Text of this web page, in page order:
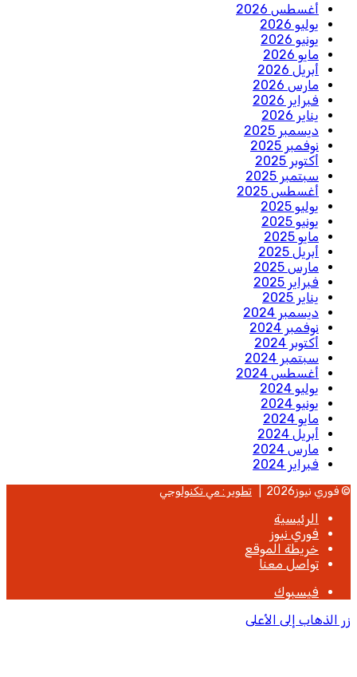
أغسطس 2026
يوليو 2026
يونيو 2026
مايو 2026
أبريل 2026
مارس 2026
فبراير 2026
يناير 2026
ديسمبر 2025
نوفمبر 2025
أكتوبر 2025
سبتمبر 2025
أغسطس 2025
يوليو 2025
يونيو 2025
مايو 2025
أبريل 2025
مارس 2025
فبراير 2025
يناير 2025
ديسمبر 2024
نوفمبر 2024
أكتوبر 2024
سبتمبر 2024
أغسطس 2024
يوليو 2024
يونيو 2024
مايو 2024
أبريل 2024
مارس 2024
فبراير 2024
© فوري نيوز2026 | تطوير : مي تكنولوجي
الرئيسية
فوري نيوز
خريطة الموقع
تواصل معنا
فيسبوك
زر الذهاب إلى الأعلى